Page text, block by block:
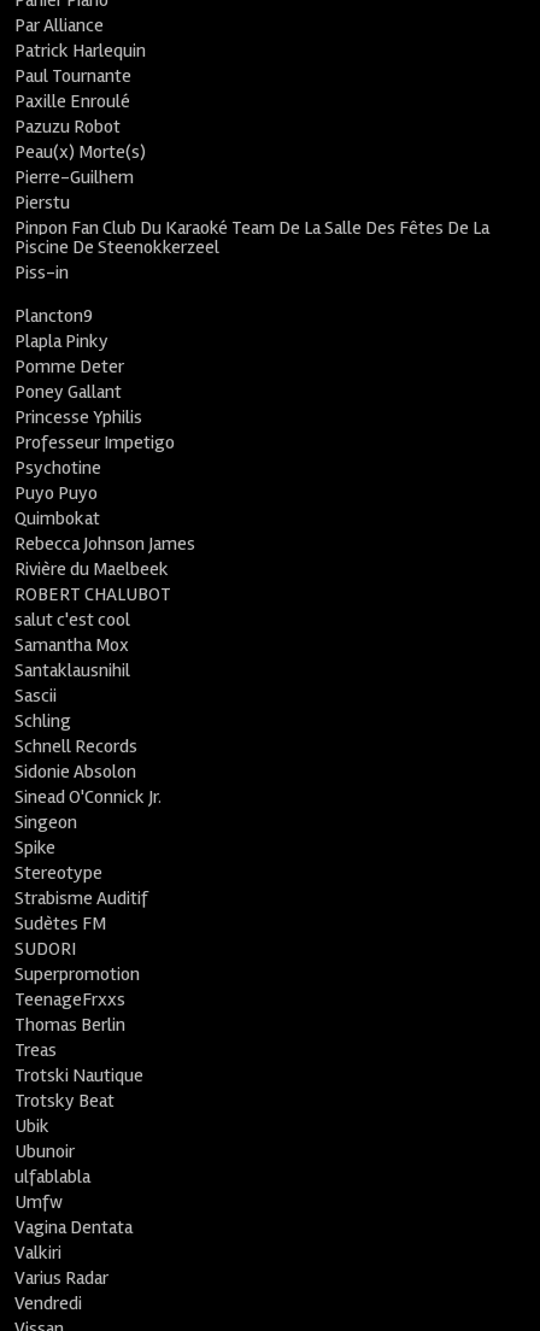
Par Alliance
Patrick Harlequin
Paul Tournante
Paxille Enroulé
Pazuzu Robot
Peau(x) Morte(s)
Pierre-Guilhem
Pierstu
Pinpon Fan Club Du Karaoké Team De La Salle Des Fêtes De La
Piscine De Steenokkerzeel
Piss-in
Plancton9
Plapla Pinky
Pomme Deter
Poney Gallant
Princesse Yphilis
Professeur Impetigo
Psychotine
Puyo Puyo
Quimbokat
Rebecca Johnson James
Rivière du Maelbeek
ROBERT CHALUBOT
salut c'est cool
Samantha Mox
Santaklausnihil
Sascii
Schling
Schnell Records
Sidonie Absolon
Sinead O'Connick Jr.
Singeon
Spike
Stereotype
Strabisme Auditif
Sudètes FM
SUDORI
Superpromotion
TeenageFrxxs
Thomas Berlin
Treas
Trotski Nautique
Trotsky Beat
Ubik
Ubunoir
ulfablabla
Umfw
Vagina Dentata
Valkiri
Varius Radar
Vendredi